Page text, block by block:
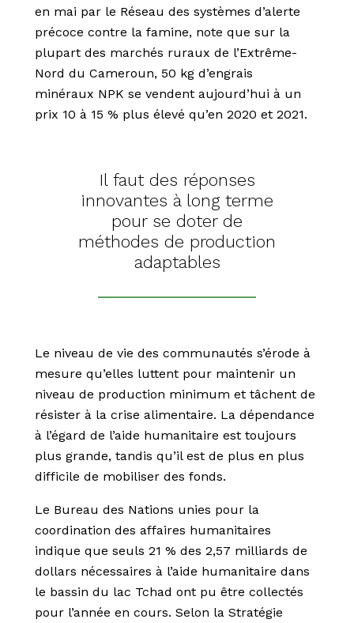
en mai par le Réseau des systèmes d’alerte
précoce contre la famine, note que sur la
plupart des marchés ruraux de l’Extrême-
Nord du Cameroun, 50 kg d’engrais
minéraux NPK se vendent aujourd’hui à un
prix 10 à 15 % plus élevé qu’en 2020 et 2021.
Il faut des réponses
innovantes à long terme
pour se doter de
méthodes de production
adaptables
Le niveau de vie des communautés s’érode à
mesure qu’elles luttent pour maintenir un
niveau de production minimum et tâchent de
résister à la crise alimentaire. La dépendance
à l’égard de l’aide humanitaire est toujours
plus grande, tandis qu’il est de plus en plus
difficile de mobiliser des fonds.
Le Bureau des Nations unies pour la
coordination des affaires humanitaires
indique que seuls 21 % des 2,57 milliards de
dollars nécessaires à l’aide humanitaire dans
le bassin du lac Tchad ont pu être collectés
pour l’année en cours. Selon la Stratégie